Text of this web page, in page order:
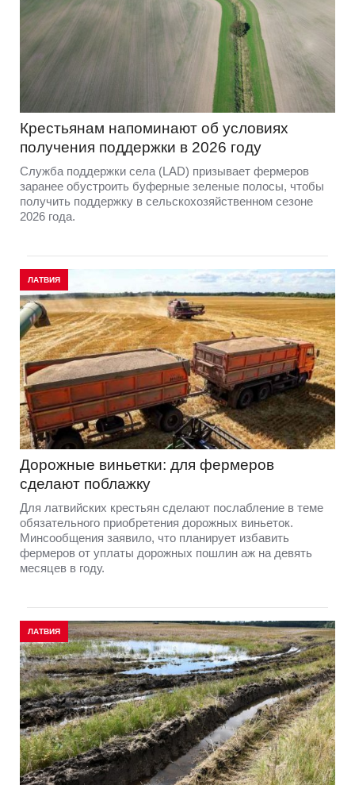
Крестьянам напоминают об условиях
получения поддержки в 2026 году
Служба поддержки села (LAD) призывает фермеров
заранее обустроить буферные зеленые полосы, чтобы
получить поддержку в сельскохозяйственном сезоне
2026 года.
ЛАТВИЯ
Дорожные виньетки: для фермеров
сделают поблажку
Для латвийских крестьян сделают послабление в теме
обязательного приобретения дорожных виньеток.
Минсообщения заявило, что планирует избавить
фермеров от уплаты дорожных пошлин аж на девять
месяцев в году.
ЛАТВИЯ